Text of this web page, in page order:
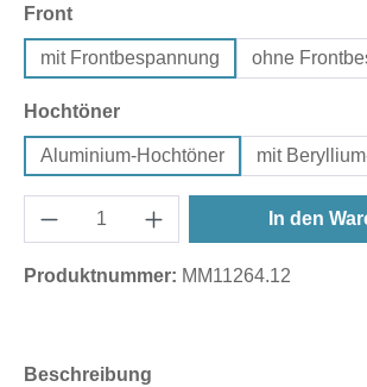
Frontauswählen
mit Frontbespannung ohne
Hochtönerauswählen
Aluminium-Hochtöner mit
In den
Produktnummer: MM11264.12
Beschreibung